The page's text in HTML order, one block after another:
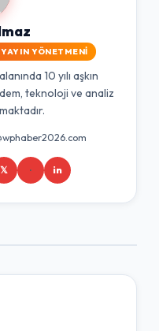
YÖNETMENI
10 yılı aşkın
teknoloji ve analiz
𝕏 in